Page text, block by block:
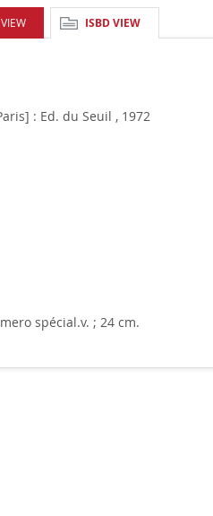
ISBD VIEW
: Ed. du Seuil , 1972
spécial.v. ; 24 cm.